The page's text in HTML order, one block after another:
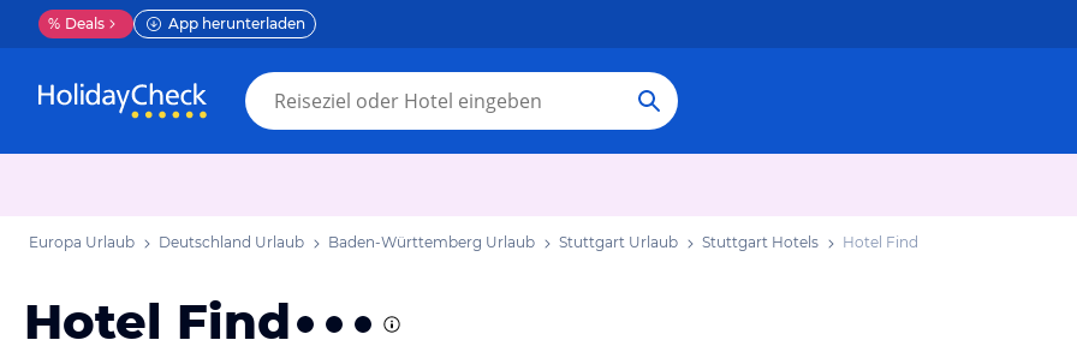
% Deals App herunterladen
Europa Urlaub Deutschland Urlaub Baden-Württemberg Urlaub Stuttgart Urlaub Stuttgart Hotels Hotel Find
Hotel Find